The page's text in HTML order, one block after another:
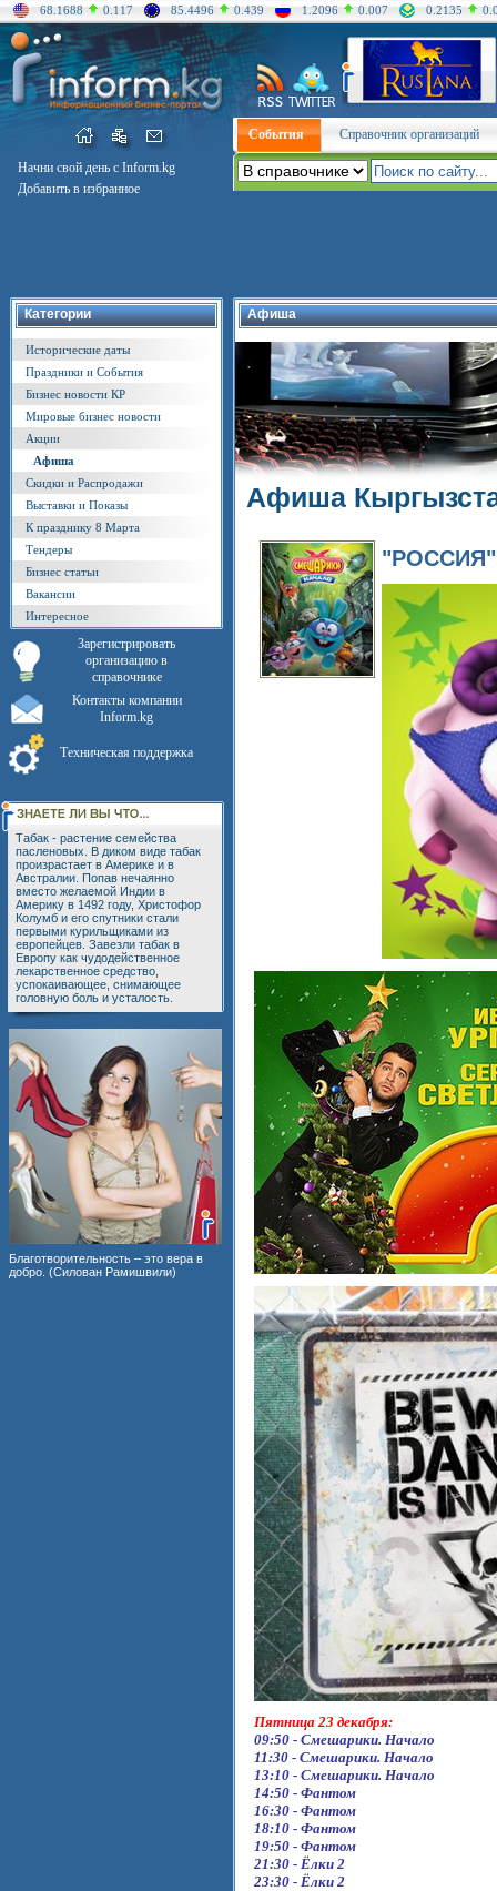
68.1688 0.117 85.4496 0.439 1.2096 0.007 0.2135
Начни свой день с Inform.kg
Добавить в избранное
События Справочник организаций
Категории
Исторические даты
Праздники и События
Бизнес новости КР
Мировые бизнес новости
Акции
Афиша
Скидки и Распродажи
Выставки и Показы
К празднику 8 Марта
Тендеры
Бизнес статьи
Вакансии
Интересное
Зарегистрировать
организацию в
справочнике
Контакты компании
Inform.kg
Техническая поддержка
Табак - растение семейства
пасленовых. В диком виде табак
произрастает в Америке и в
Австралии. Попав нечаянно
вместо желаемой Индии в
Америку в 1492 году, Христофор
Колумб и его спутники стали
первыми курильщиками из
европейцев. Завезли табак в
Европу как чудодейственное
лекарственное средство,
успокаивающее, снимающее
головную боль и усталость.
Благотворительность – это вера в
добро. (Силован Рамишвили)
Афиша
Афиша
"РОССИЯ"
Пятница 23 декабря:
09:50 - Смешарики. Начало
11:30 - Смешарики. Начало
13:10 - Смешарики. Начало
14:50 - Фантом
16:30 - Фантом
18:10 - Фантом
19:50 - Фантом
21:30 - Ёлки 2
23:30 - Ёлки 2